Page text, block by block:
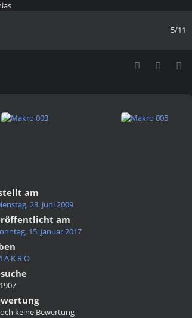
5/11
am
23. Juni 2009
am
15. Januar 2017
A K R O
keine Bewertung